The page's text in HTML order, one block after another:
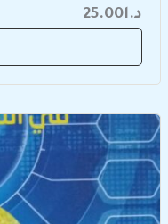
د.ا25.00